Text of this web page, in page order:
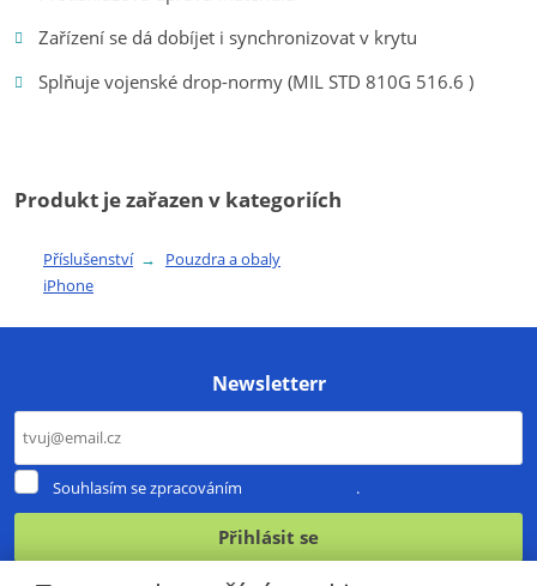
Zařízení se dá dobíjet i synchronizovat v krytu
Splňuje vojenské drop-normy (MIL STD 810G 516.6 )
Produkt je zařazen v kategoriích
Příslušenství
Pouzdra a obaly
iPhone
Newsletterr
Souhlasím
údajů.
Souhlasím se zpracováním .
Přihlásit se
Formulář